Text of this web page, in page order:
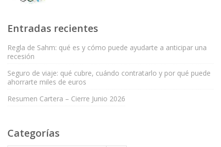
Entradas recientes
Regla de Sahm: qué es y cómo puede ayudarte a anticipar una
recesión
Seguro de viaje: qué cubre, cuándo contratarlo y por qué puede
ahorrarte miles de euros
Resumen Cartera – Cierre Junio 2026
Categorías